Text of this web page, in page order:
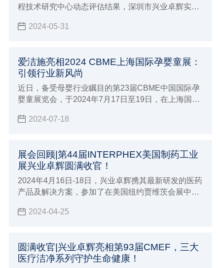
程技术研究中心动态评估结果，深圳市兴业卓辉实业
污染控制工程技术研究中心顺利地通过了严格的评审
2024-05-31
爱洁施亮相2024 CBME上海国际孕婴童展：
引领行业新风尚
近日，备受母婴行业瞩目的第23届CBME中国国际孕
婴童展览会，于2024年7月17日至19日，在上海国家
名的孕婴童生活用品品牌，携其引以为傲的母婴与卫
2024-07-18
展会回顾|第44届INTERPHEX美国制药工业
展兴业卓辉圆满收官！
2024年4月16日-18日，兴业卓辉携其最新研发的医药
产品及解决方案，参加了在美国纽约贾维茨会展中心
2024-04-25
圆满收官|兴业卓辉亮相第93届CMEF，三大
医疗洁净系列守护生命健康！